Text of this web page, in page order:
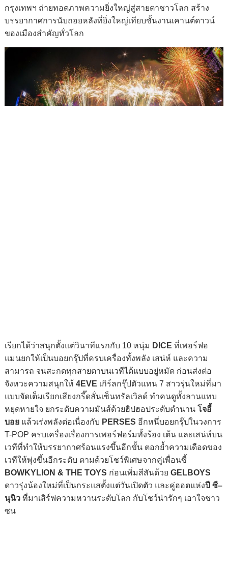
กรุงเทพฯ ถ่ายทอดภาพความยิ่งใหญ่สู่สายตาชาวโลก สร้าง
บรรยากาศการนับถอยหลังที่ยิ่งใหญ่เทียบชั้นงานเคานต์ดาวน์
ของเมืองสำคัญทั่วโลก
เรียกได้ว่าสนุกตั้งแต่วินาทีแรกกับ 10 หนุ่ม DICE ที่เพอร์ฟอ
แมนยกให้เป็นบอยกรุ๊ปที่ครบเครื่องทั้งพลัง เสน่ห์ และความ
สามารถ จนสะกดทุกสายตาบนเวทีได้แบบอยู่หมัด ก่อนส่งต่อ
จังหวะความสนุกให้ 4EVE เกิร์ลกรุ๊ปตัวแทน 7 สาวรุ่นใหม่ที่มา
แบบจัดเต็มเรียกเสียงกรี๊ดลั่นเซ็นทรัลเวิลด์ ทำคนดูทั้งลานแทบ
หยุดหายใจ ยกระดับความมันส์ด้วยฮิปฮอประดับตำนาน โจอี้
บอยแล้วเร่งพลังต่อเนื่องกับ PERSES อีกหนึ่บอยกรุ๊ปในวงการ
T-POP ครบเครื่องเรื่องการเพอร์ฟอร์มทั้งร้อง เต้น และเสน่ห์บน
เวทีที่ทำให้บรรยากาศร้อนแรงขึ้นอีกขั้น ตอกย้ำความเดือดของ
เวทีให้พุ่งขึ้นอีกระดับ ตามด้วยโชว์พิเศษจากคู่เพื่อนซี้
BOWKYLION & THE TOYS ก่อนเพิ่มสีสันด้วย GELBOYS
ดาวรุ่งน้องใหม่ที่เป็นกระแสตั้งแต่วันเปิดตัว และคู่ฮอตแห่งปี ซี–
นุนิวที่มาเสิร์ฟความหวานระดับโลก กับโชว์น่ารักๆ เอาใจชาว
ซน